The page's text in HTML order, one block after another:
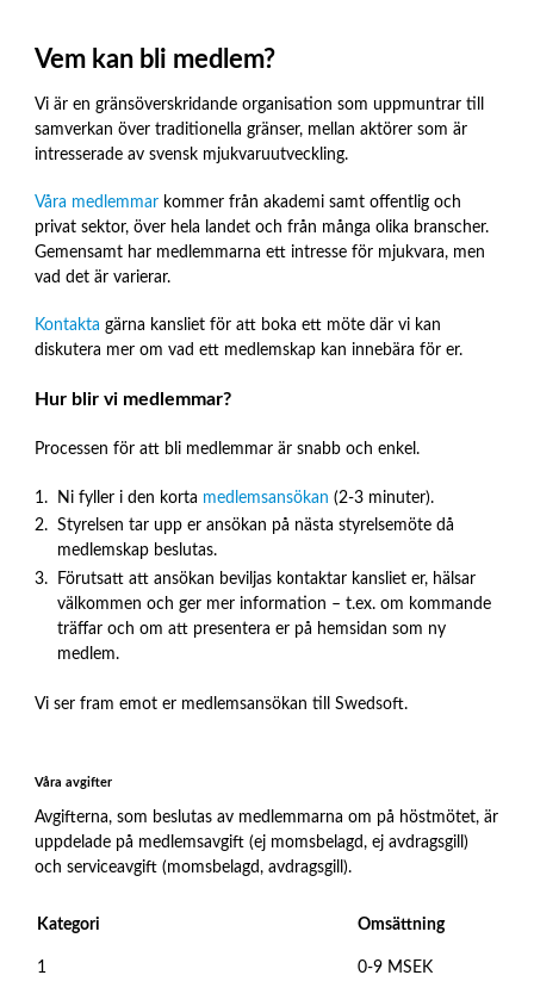
Vem kan bli medlem?
Vi är en gränsöverskridande organisation som uppmuntrar till
samverkan över traditionella gränser, mellan aktörer som är
intresserade av svensk mjukvaruutveckling.
Våra medlemmarkommer från akademi samt offentlig och
privat sektor, över hela landet och från många olika branscher.
Gemensamt har medlemmarna ett intresse för mjukvara, men
vad det är varierar.
Kontakta gärna kansliet för att boka ett möte där vi kan
diskutera mer om vad ett medlemskap kan innebära för er.
Hur blir vi medlemmar?
Processen för att bli medlemmar är snabb och enkel.
Ni fyller i den korta medlemsansökan (2-3 minuter).
Styrelsen tar upp er ansökan på nästa styrelsemöte då
medlemskap beslutas.
Förutsatt att ansökan beviljas kontaktar kansliet er, hälsar
välkommen och ger mer information – t.ex. om kommande
träffar och om att presentera er på hemsidan som ny
medlem.
Vi ser fram emot er medlemsansökan till Swedsoft.
Våra avgifter
Avgifterna, som beslutas av medlemmarna om på höstmötet, är
uppdelade på medlemsavgift (ej momsbelagd, ej avdragsgill)
och serviceavgift (momsbelagd, avdragsgill).
Kategori Omsättning
1 0-9 MSEK